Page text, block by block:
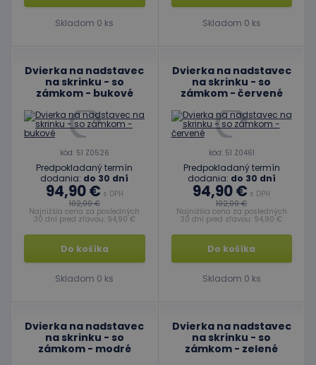
Skladom 0 ks Skladom 0 ks
Dvierka na nadstavec
na skrinku - so
zámkom - bukové
kód: 51 Z0526
Predpokladaný termín
dodania: do 30 dní
94,90 € s DPH
102,00 €
Najnižšia cena za posledných
30 dní pred zľavou: 94,90 €
Do košíka
Skladom 0 ks
Dvierka na nadstavec
na skrinku - so
zámkom - červené
kód: 51 Z0461
Predpokladaný termín
dodania: do 30 dní
94,90 € s DPH
102,00 €
Najnižšia cena za posledných
30 dní pred zľavou: 94,90 €
Do košíka
Skladom 0 ks
Dvierka na nadstavec
na skrinku - so
zámkom - modré
Dvierka na nadstavec
na skrinku - so
zámkom - zelené